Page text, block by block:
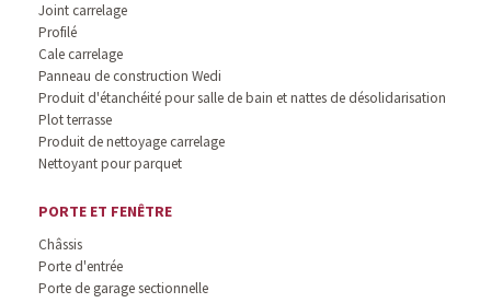
Joint carrelage
Profilé
Cale carrelage
Panneau de construction Wedi
Produit d'étanchéité pour salle de bain et nattes de désolidarisation
Plot terrasse
Produit de nettoyage carrelage
Nettoyant pour parquet
PORTE ET FENÊTRE
Châssis
Porte d'entrée
Porte de garage sectionnelle